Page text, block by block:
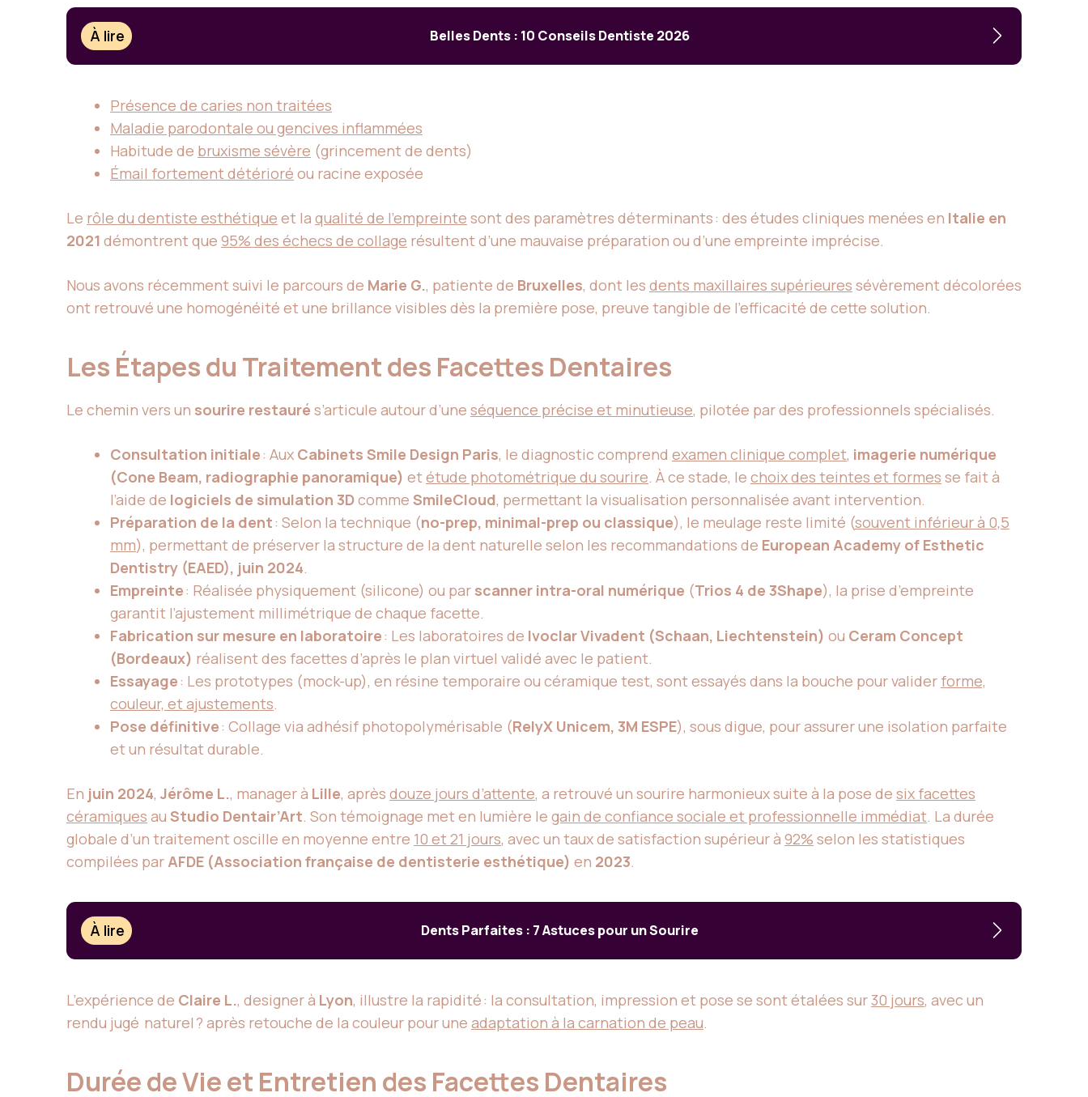
À lire Belles Dents : 10 Conseils Dentiste 2026
Présence de caries non traitées
Maladie parodontale ou gencives inflammées
Habitude de bruxisme sévère (grincement de dents)
Émail fortement détérioré ou racine exposée
Le rôle du dentiste esthétique et la qualité de l’empreinte sont des paramètres déterminants : des études cliniques menées en Italie en
2021 démontrent que 95% des échecs de collage résultent d’une mauvaise préparation ou d’une empreinte imprécise.
Nous avons récemment suivi le parcours de Marie G., patiente de Bruxelles, dont les dents maxillaires supérieures sévèrement décolorées
ont retrouvé une homogénéité et une brillance visibles dès la première pose, preuve tangible de l’efficacité de cette solution.
Les Étapes du Traitement des Facettes Dentaires
Le chemin vers un sourire restauré s’articule autour d’une séquence précise et minutieuse, pilotée par des professionnels spécialisés.
Consultation initiale: Aux Cabinets Smile Design Paris, le diagnostic comprend examen clinique complet, imagerie numérique
(Cone Beam, radiographie panoramique) etétude photométrique du sourire. À ce stade, le choix des teintes et formes se fait à
l’aide de logiciels de simulation 3Dcomme SmileCloud, permettant la visualisation personnalisée avant intervention.
Préparation de la dent: Selon la technique (no-prep, minimal-prep ou classique), le meulage reste limité (souvent inférieur à 0,5
mm), permettant de préserver la structure de la dent naturelle selon les recommandations de European Academy of Esthetic
Dentistry (EAED), juin 2024.
Empreinte: Réalisée physiquement (silicone) ou par scanner intra-oral numérique (Trios 4 de 3Shape), la prise d’empreinte
garantit l’ajustement millimétrique de chaque facette.
Fabrication sur mesure en laboratoire: Les laboratoires de Ivoclar Vivadent (Schaan, Liechtenstein) ou Ceram Concept
(Bordeaux) réalisent des facettes d’après le plan virtuel validé avec le patient.
Essayage: Les prototypes (mock-up), en résine temporaire ou céramique test, sont essayés dans la bouche pour valider forme,
couleur, et ajustements.
Pose définitive: Collage via adhésif photopolymérisable (RelyX Unicem, 3M ESPE), sous digue, pour assurer une isolation parfaite
et un résultat durable.
En juin 2024, Jérôme L., manager à Lille, après douze jours d’attente, a retrouvé un sourire harmonieux suite à la pose de six facettes
céramiques au Studio Dentair’Art. Son témoignage met en lumière le gain de confiance sociale et professionnelle immédiat. La durée
globale d’un traitement oscille en moyenne entre 10 et 21 jours, avec un taux de satisfaction supérieur à 92% selon les statistiques
compilées par AFDE (Association française de dentisterie esthétique) en 2023.
À lire Dents Parfaites : 7 Astuces pour un Sourire
L’expérience de Claire L., designer à Lyon, illustre la rapidité : la consultation, impression et pose se sont étalées sur30 jours, avec un
rendu jugé naturel ? après retouche de la couleur pour une adaptation à la carnation de peau.
Durée de Vie et Entretien des Facettes Dentaires